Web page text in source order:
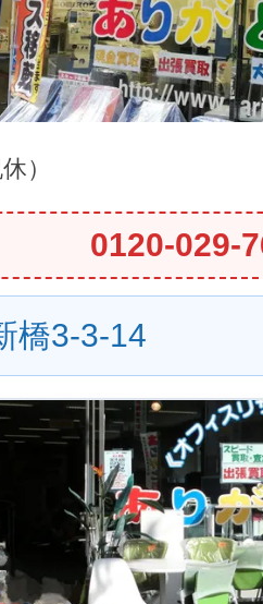
）
0120-029-
橋3-3-14